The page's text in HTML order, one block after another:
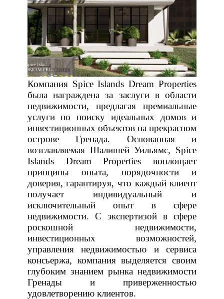
Компания Spice Islands Dream Properties
была награждена за заслуги в области
недвижимости, предлагая премиальные
услуги по поиску идеальных домов и
инвестиционных объектов на прекрасном
острове Гренада. Основанная и
возглавляемая Шалишей Уильямс, Spice
Islands Dream Properties воплощает
принципы опыта, порядочности и
доверия, гарантируя, что каждый клиент
получает индивидуальный и
исключительный опыт в сфере
недвижимости. С экспертизой в сфере
роскошной недвижимости,
инвестиционных возможностей,
управления недвижимостью и сервиса
консьержа, компания выделяется своим
глубоким знанием рынка недвижимости
Гренады и приверженностью
удовлетворению клиентов.